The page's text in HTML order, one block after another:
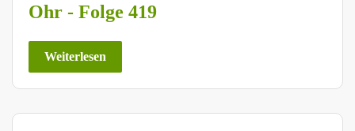
Ohr - Folge 419
Weiterlesen